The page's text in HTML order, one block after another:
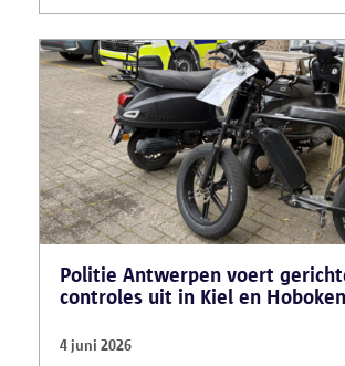
effectief lessen te volgen en voor
bracht ook een rijschooldirecteur in
examenfraude organiseerde,
bekwaamheidsattesten afleverde
opleiding en een vervalst uittreksel
strafregister gebruikte.
Politie Antwerpen voert
controles uit in Kiel en Hoboken
4 juni 2026